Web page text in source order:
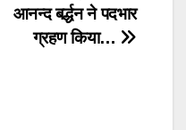
आनन्द बर्द्धन ने पदभार
ग्रहण किया…